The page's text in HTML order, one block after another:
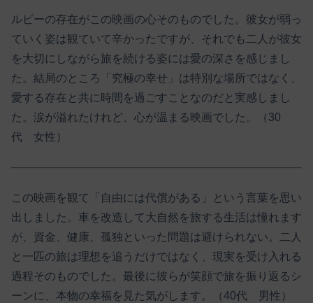
ルビーの存在がこの映画の心そのものでした。彼女が弱っ
ていく姿は観ていて辛かったですが、それでも二人が彼女
を大切にしながら旅を続ける姿には愛の深さを感じまし
た。結局のところ「究極の幸せ」は特別な場所ではなく、
愛する存在と共に時間を過ごすことなのだと実感しまし
た。涙が溢れたけれど、心が温まる映画でした。（30
代 女性）
この映画を観て「自由には代償がある」という言葉を思い
出しました。車を改造して大自然を旅する生活は憧れます
が、資金、健康、孤独といった問題は避けられない。二人
と一匹の旅は理想を追うだけではなく、現実を受け入れる
過程そのものでした。最後に彼らが笑顔で旅を振り返るシ
ーンに、本物の幸福を見た気がします。（40代 男性）